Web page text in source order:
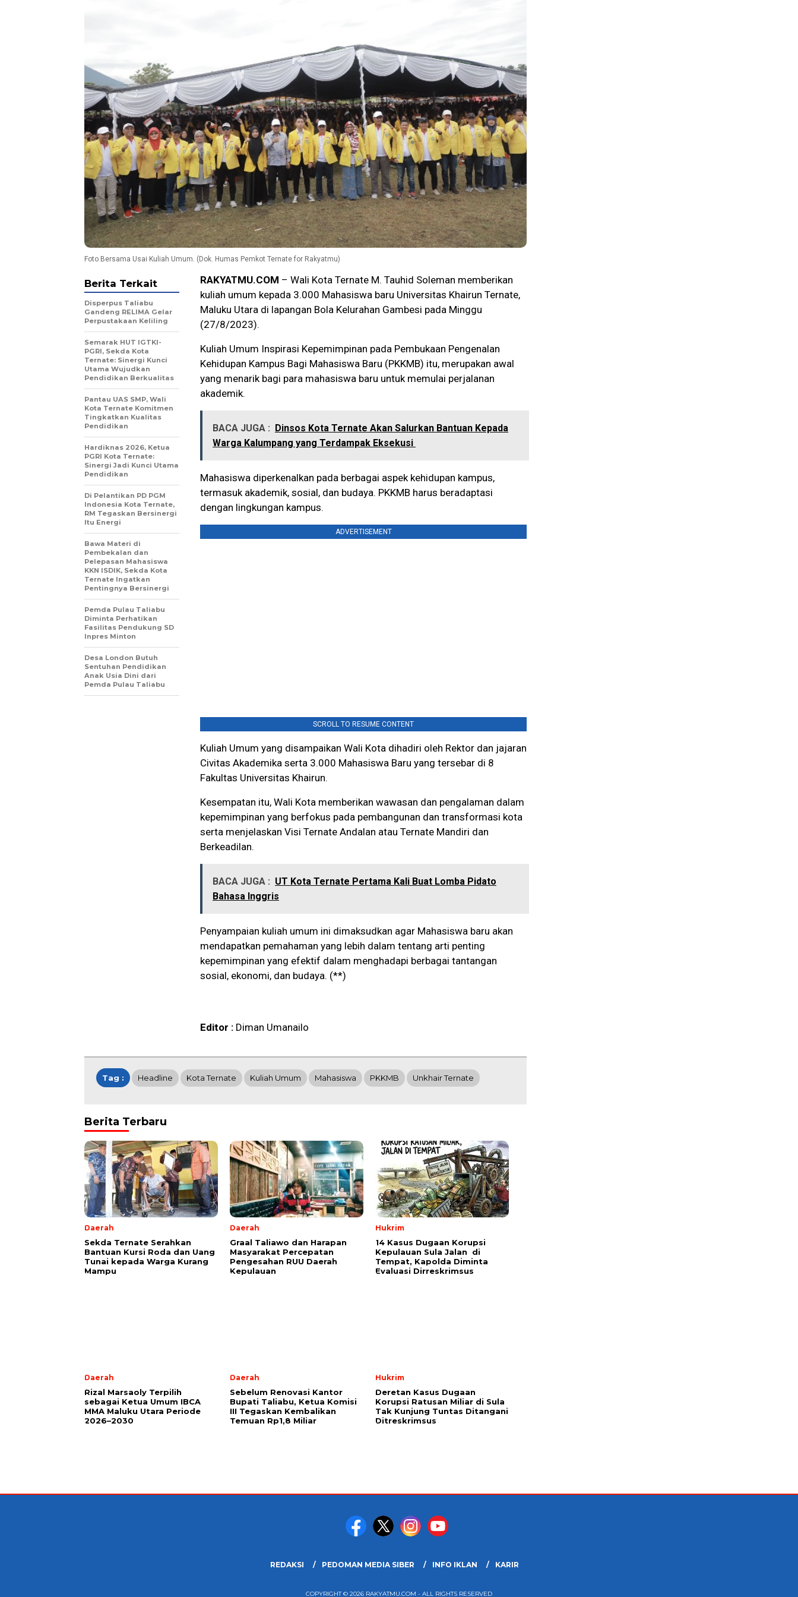
Foto Bersama Usai Kuliah Umum. (Dok. Humas Pemkot Ternate for Rakyatmu)
RAKYATMU.COM – Wali Kota Ternate M. Tauhid Soleman memberikan
kuliah umum kepada 3.000 Mahasiswa baru Universitas Khairun Ternate,
Maluku Utara di lapangan Bola Kelurahan Gambesi pada Minggu
(27/8/2023).
Kuliah Umum Inspirasi Kepemimpinan pada Pembukaan Pengenalan
Kehidupan Kampus Bagi Mahasiswa Baru (PKKMB) itu, merupakan awal
yang menarik bagi para mahasiswa baru untuk memulai perjalanan
akademik.
BACA JUGA : Dinsos Kota Ternate Akan Salurkan Bantuan Kepada
Warga Kalumpang yang Terdampak Eksekusi
Mahasiswa diperkenalkan pada berbagai aspek kehidupan kampus,
termasuk akademik, sosial, dan budaya. PKKMB harus beradaptasi
dengan lingkungan kampus.
ADVERTISEMENT
SCROLL TO RESUME CONTENT
Kuliah Umum yang disampaikan Wali Kota dihadiri oleh Rektor dan jajaran
Civitas Akademika serta 3.000 Mahasiswa Baru yang tersebar di 8
Fakultas Universitas Khairun.
Kesempatan itu, Wali Kota memberikan wawasan dan pengalaman dalam
kepemimpinan yang berfokus pada pembangunan dan transformasi kota
serta menjelaskan Visi Ternate Andalan atau Ternate Mandiri dan
Berkeadilan.
BACA JUGA : UT Kota Ternate Pertama Kali Buat Lomba Pidato
Bahasa Inggris
Penyampaian kuliah umum ini dimaksudkan agar Mahasiswa baru akan
mendapatkan pemahaman yang lebih dalam tentang arti penting
kepemimpinan yang efektif dalam menghadapi berbagai tantangan
sosial, ekonomi, dan budaya. (**)
Editor : Diman Umanailo
Berita Terkait
Disperpus Taliabu
Gandeng RELIMA Gelar
Perpustakaan Keliling
Semarak HUT IGTKI-
PGRI, Sekda Kota
Ternate: Sinergi Kunci
Utama Wujudkan
Pendidikan Berkualitas
Pantau UAS SMP, Wali
Kota Ternate Komitmen
Tingkatkan Kualitas
Pendidikan
Hardiknas 2026, Ketua
PGRI Kota Ternate:
Sinergi Jadi Kunci Utama
Pendidikan
Di Pelantikan PD PGM
Indonesia Kota Ternate,
RM Tegaskan Bersinergi
Itu Energi
Bawa Materi di
Pembekalan dan
Pelepasan Mahasiswa
KKN ISDIK, Sekda Kota
Ternate Ingatkan
Pentingnya Bersinergi
Pemda Pulau Taliabu
Diminta Perhatikan
Fasilitas Pendukung SD
Inpres Minton
Desa London Butuh
Sentuhan Pendidikan
Anak Usia Dini dari
Pemda Pulau Taliabu
Tag : Headline Kota Ternate Kuliah Umum Mahasiswa PKKMB Unkhair Ternate
Berita Terbaru
Daerah
Sekda Ternate Serahkan
Bantuan Kursi Roda dan Uang
Tunai kepada Warga Kurang
Mampu
Daerah
Graal Taliawo dan Harapan
Masyarakat Percepatan
Pengesahan RUU Daerah
Kepulauan
Hukrim
14 Kasus Dugaan Korupsi
Kepulauan Sula Jalan di
Tempat, Kapolda Diminta
Evaluasi Dirreskrimsus
Daerah
Rizal Marsaoly Terpilih
sebagai Ketua Umum IBCA
MMA Maluku Utara Periode
2026–2030
Daerah
Sebelum Renovasi Kantor
Bupati Taliabu, Ketua Komisi
III Tegaskan Kembalikan
Temuan Rp1,8 Miliar
Hukrim
Deretan Kasus Dugaan
Korupsi Ratusan Miliar di Sula
Tak Kunjung Tuntas Ditangani
Ditreskrimsus
REDAKSI PEDOMAN MEDIA SIBER INFO IKLAN KARIR
COPYRIGHT © 2026 RAKYATMU.COM - ALL RIGHTS RESERVED